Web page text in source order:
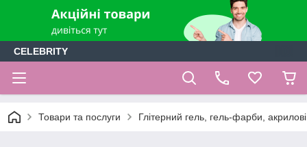
CELEBRITY
Товари та послуги Глітерний гель, гель-фарби,